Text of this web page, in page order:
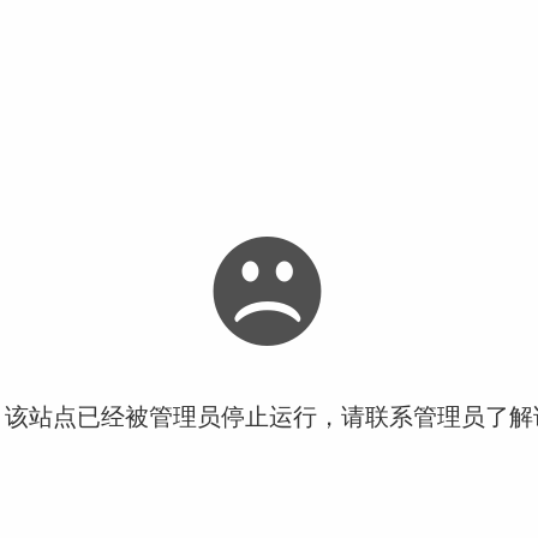
站点已经被管理员停止运行，请联系管理员了